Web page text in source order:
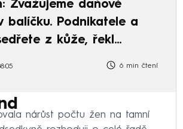
Zvažujeme daňové
balíčku. Podnikatele a
z kůže, řekl
6 min čtení
nárůst počtu žen na tamní